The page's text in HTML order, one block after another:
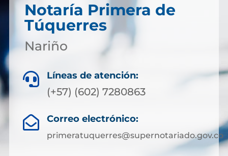
Notaría Primera de
Túquerres
Nariño
 Líneas de atención:
(+57) (602) 7280863
 Correo electrónico:
primeratuquerres@supernotariado.gov.co